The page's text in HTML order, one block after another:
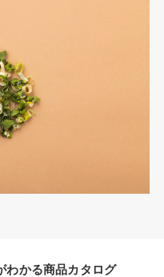
わかる商品カタログ